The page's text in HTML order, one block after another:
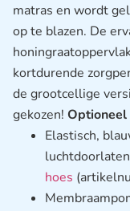
matras en wordt
op te blazen. De
kortdurende
de grootcellige
gekozen!
Elastisch,
hoes